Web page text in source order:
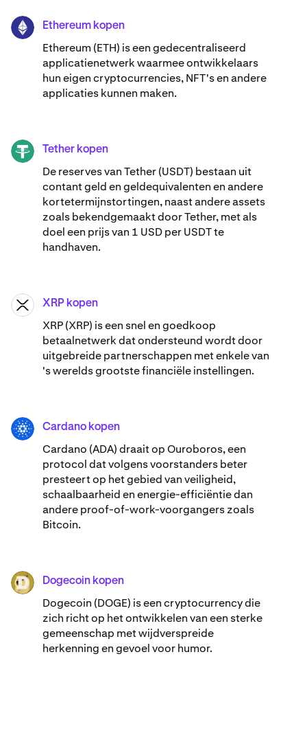
ETH Ethereum kopen
Ethereum (ETH) is een gedecentraliseerd
applicatienetwerk waarmee ontwikkelaars
hun eigen cryptocurrencies, NFT's en andere
applicaties kunnen maken.
USDT Tether kopen
De reserves van Tether (USDT) bestaan uit
contant geld en geldequivalenten en andere
kortetermijnstortingen, naast andere assets
zoals bekendgemaakt door Tether, met als
doel een prijs van 1 USD per USDT te
handhaven.
XRP XRP kopen
XRP (XRP) is een snel en goedkoop
betaalnetwerk dat ondersteund wordt door
uitgebreide partnerschappen met enkele van
's werelds grootste financiële instellingen.
ADA Cardano kopen
Cardano (ADA) ​​draait op Ouroboros, een
protocol dat volgens voorstanders beter
presteert op het gebied van veiligheid,
schaalbaarheid en energie-efficiëntie dan
andere proof-of-work-voorgangers zoals
Bitcoin.
DOGE Dogecoin kopen
Dogecoin (DOGE) is een cryptocurrency die
zich richt op het ontwikkelen van een sterke
gemeenschap met wijdverspreide
herkenning en gevoel voor humor.